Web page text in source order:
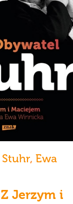
, Ewa
Jerzym i